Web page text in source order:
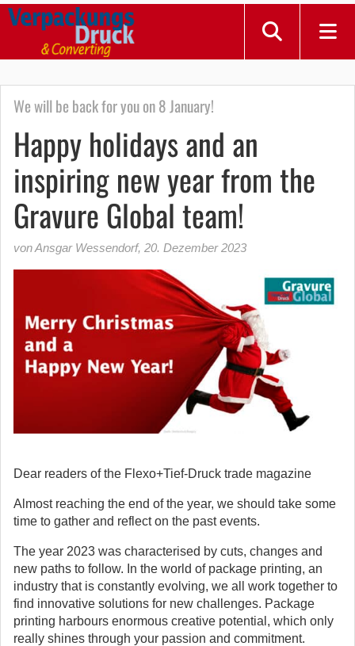
We will be back for you on 8 January!
Happy holidays and an
inspiring new year from the
Gravure Global team!
von Ansgar Wessendorf, 20. Dezember 2023
Dear readers of the Flexo+Tief-Druck trade magazine
Almost reaching the end of the year, we should take some
time to gather and reflect on the past events.
The year 2023 was characterised by cuts, changes and
new paths to follow. In the world of package printing, an
industry that is constantly evolving, we all work together to
find innovative solutions for new challenges. Package
printing harbours enormous creative potential, which only
really shines through your passion and commitment.